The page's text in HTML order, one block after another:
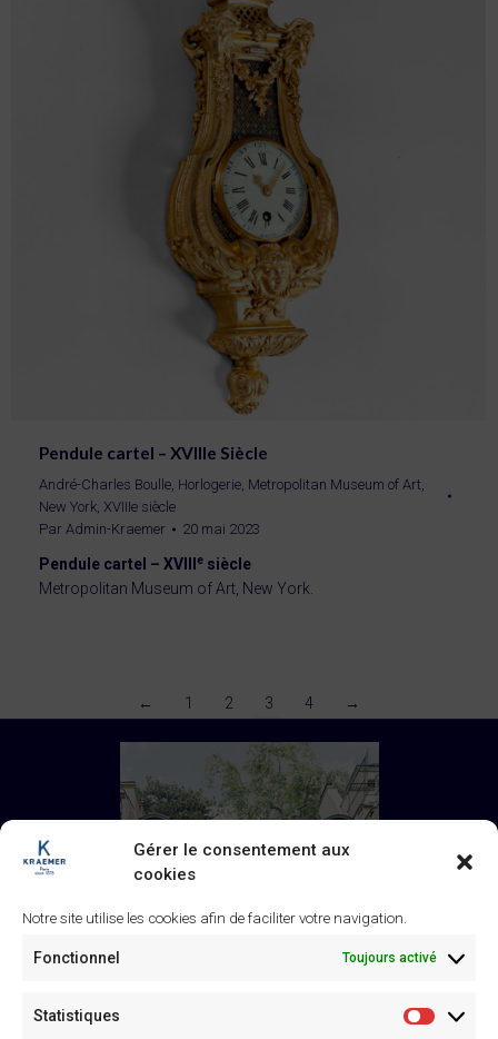
Gérer le consentement aux
cookies
Notre site utilise les cookies afin de faciliter votre navigation.
Fonctionnel Toujours activé
Statistiques
Pendule cartel – XVIIIe Siècle
André-Charles Boulle, Horlogerie, Metropolitan Museum of Art,
New York, XVIIIe siècle
Par Admin-Kraemer 20 mai 2023
Pendule cartel – XVIII e siècle
Metropolitan Museum of Art, New York.
← 1 2 3 4 →